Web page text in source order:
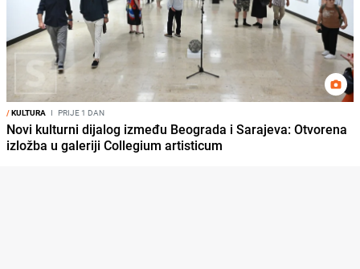
/KULTURA I PRIJE 1 DAN
Novi kulturni dijalog između Beograda i Sarajeva: Otvorena
izložba u galeriji Collegium artisticum